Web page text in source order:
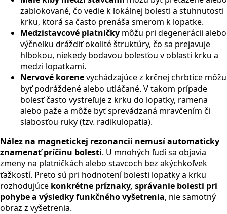
zablokované, čo vedie k lokálnej bolesti a stuhnutosti
krku, ktorá sa často prenáša smerom k lopatke.
Medzistavcové platničky môžu pri degenerácii alebo
výčnelku dráždiť okolité štruktúry, čo sa prejavuje
hlbokou, niekedy bodavou bolesťou v oblasti krku a
medzi lopatkami.
Nervové korenevychádzajúce z krčnej chrbtice môžu
byť podráždené alebo utláčané. V takom prípade
bolesť často vystreľuje z krku do lopatky, ramena
alebo paže a môže byť sprevádzaná mravčením či
slabosťou ruky (tzv. radikulopatia).
Nález na magnetickej rezonancii nemusí automaticky
znamenať príčinu bolesti. U mnohých ľudí sa objavia
zmeny na platničkách alebo stavcoch bez akýchkoľvek
ťažkostí. Preto sú pri hodnotení bolesti lopatky a krku
rozhodujúce konkrétne príznaky, správanie bolesti pri
pohybe a výsledky funkčného vyšetrenia, nie samotný
obraz z vyšetrenia.